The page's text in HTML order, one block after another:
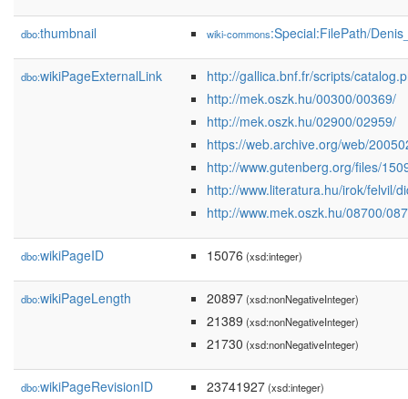
dbo:thumbnail wiki-commons:Special:FilePath/
dbo:wikiPageExternalLink
http://gallica.bnf.fr/scripts/
http://mek.oszk.hu/00300/00369/
http://mek.oszk.hu/02900/02959/
https://web.archive.org/web/
http://www.gutenberg.org/files/
http://www.literatura.hu/irok/felvil/
http://www.mek.oszk.hu/08700/
dbo:wikiPageID 15076 (xsd:integer)
dbo:wikiPageLength 20897(xsd:nonNegativeInteger)
21389 (xsd:nonNegativeInteger)
21730 (xsd:nonNegativeInteger)
dbo:wikiPageRevisionID 23741927(xsd:integer)